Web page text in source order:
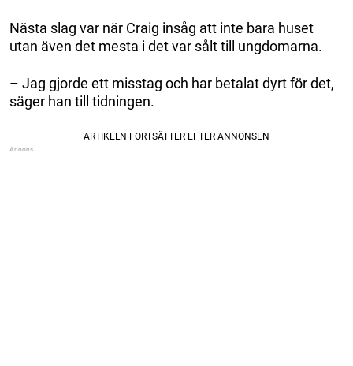
Nästa slag var när Craig insåg att inte bara huset
utan även det mesta i det var sålt till ungdomarna.
– Jag gjorde ett misstag och har betalat dyrt för det,
säger han till tidningen.